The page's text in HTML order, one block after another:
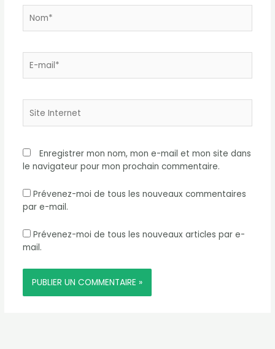
mail*
Internet
Enregistrer mon nom, mon e-mail et mon site dans
le navigateur pour mon prochain commentaire.
Prévenez-moi de tous les nouveaux commentaires
par e-mail.
Prévenez-moi de tous les nouveaux articles par e-
mail.